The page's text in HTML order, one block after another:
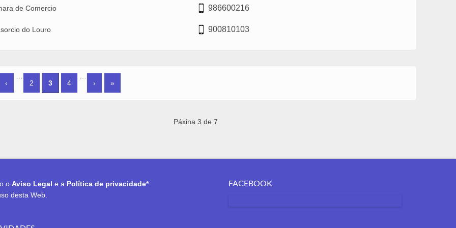
de Comercio 986600216
do Louro 900810103
‹
…
2
3 4
…
›
»
Páxina 3 de 7
o Aviso Legal e a Política de privacidade*
desta Web.
FACEBOOK